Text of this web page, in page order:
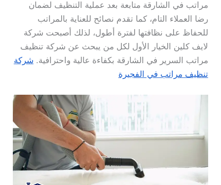
مراتب في الشارقة متابعة بعد عملية التنظيف لضمان
رضا العملاء التام، كما تقدم نصائح للعناية بالمراتب
للحفاظ على نظافتها لفترة أطول، لذلك أصبحت شركة
لايف كلين الخيار الأول لكل من يبحث عن شركة تنظيف
مراتب السرير في الشارقة بكفاءة عالية واحترافية. شركة
تنظيف مراتب في الفجيرة